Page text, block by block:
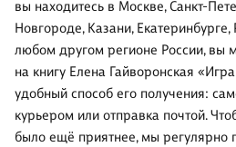
вы находитесь в Москве, Санкт-
Новгороде, Казани,
любом другом регионе России, вы
на книгу Елена Гайворонская
удобный способ его получения:
курьером или отправка почтой.
было ещё приятнее, мы регулярно